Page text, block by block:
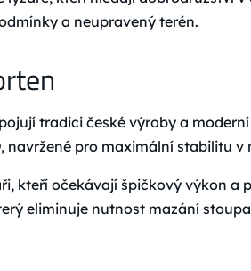
a neupravený terén.
tradici české výroby a
, navržené pro maximální stabilitu v
kteří očekávají špičkový výkon a
eliminuje nutnost mazání